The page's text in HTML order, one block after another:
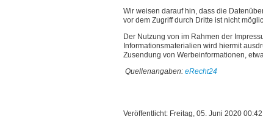
Wir weisen darauf hin, dass die
vor dem Zugriff durch Dritte ist nicht
Der Nutzung von im Rahmen der
Informationsmaterialien wird hiermit
Zusendung von Werbeinformationen,
Quellenangaben: eRecht24
Veröffentlicht: Freitag, 05. Juni 2020 00:42